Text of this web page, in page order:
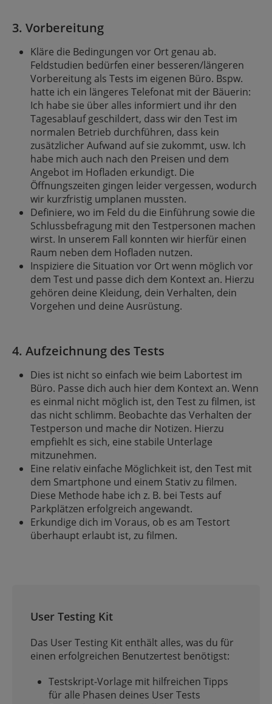
3. Vorbereitung
Kläre die Bedingungen vor Ort genau ab.
Feldstudien bedürfen einer besseren/längeren
Vorbereitung als Tests im eigenen Büro. Bspw.
hatte ich ein längeres Telefonat mit der Bäuerin:
Ich habe sie über alles informiert und ihr den
Tagesablauf geschildert, dass wir den Test im
normalen Betrieb durchführen, dass kein
zusätzlicher Aufwand auf sie zukommt, usw. Ich
habe mich auch nach den Preisen und dem
Angebot im Hofladen erkundigt. Die
Öffnungszeiten gingen leider vergessen, wodurch
wir kurzfristig umplanen mussten.
Definiere, wo im Feld du die Einführung sowie die
Schlussbefragung mit den Testpersonen machen
wirst. In unserem Fall konnten wir hierfür einen
Raum neben dem Hofladen nutzen.
Inspiziere die Situation vor Ort wenn möglich vor
dem Test und passe dich dem Kontext an. Hierzu
gehören deine Kleidung, dein Verhalten, dein
Vorgehen und deine Ausrüstung.
4. Aufzeichnung des Tests
Dies ist nicht so einfach wie beim Labortest im
Büro. Passe dich auch hier dem Kontext an. Wenn
es einmal nicht möglich ist, den Test zu filmen, ist
das nicht schlimm. Beobachte das Verhalten der
Testperson und mache dir Notizen. Hierzu
empfiehlt es sich, eine stabile Unterlage
mitzunehmen.
Eine relativ einfache Möglichkeit ist, den Test mit
dem Smartphone und einem Stativ zu filmen.
Diese Methode habe ich z. B. bei Tests auf
Parkplätzen erfolgreich angewandt.
Erkundige dich im Voraus, ob es am Testort
überhaupt erlaubt ist, zu filmen.
User Testing Kit
Das User Testing Kit enthält alles, was du für
einen erfolgreichen Benutzertest benötigst:
Testskript-Vorlage mit hilfreichen Tipps
für alle Phasen deines User Tests